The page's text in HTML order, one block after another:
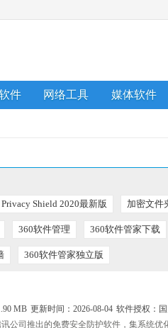
件 网络工具 媒体软件
Privacy Shield 2020最新版 加密文件
360软件管理 360软件管家下载
360软件管家独立版
MB 更新时间：2026-08-04 软件授权：